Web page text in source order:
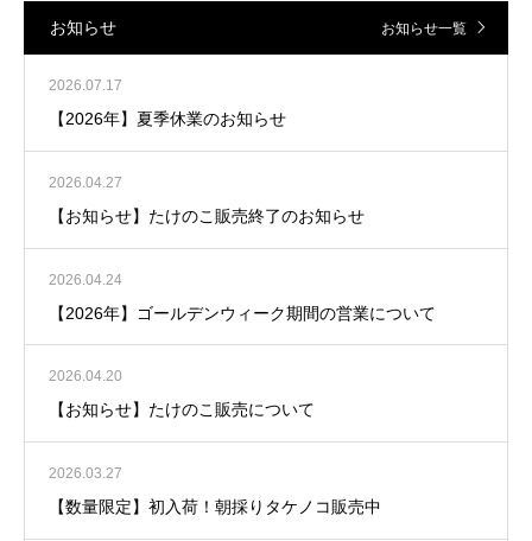
お知らせ お知らせ一覧
2026.07.17
【2026年】夏季休業のお知らせ
2026.04.27
【お知らせ】たけのこ販売終了のお知らせ
2026.04.24
【2026年】ゴールデンウィーク期間の営業について
2026.04.20
【お知らせ】たけのこ販売について
2026.03.27
【数量限定】初入荷！朝採りタケノコ販売中